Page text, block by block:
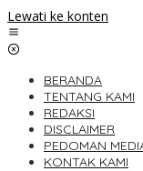
Lewati ke konten
BERANDA
TENTANG KAMI
REDAKSI
DISCLAIMER
PEDOMAN
KONTAK KAMI